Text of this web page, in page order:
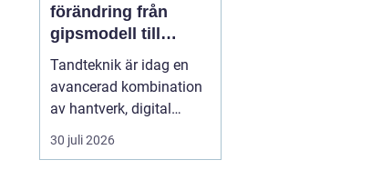
förändring från
gipsmodell till
digitalt arbetsflöde
Tandteknik är idag en
avancerad kombination
av hantverk, digital
teknik och medicinsk
kunskap. Bakom varje
30 juli 2026